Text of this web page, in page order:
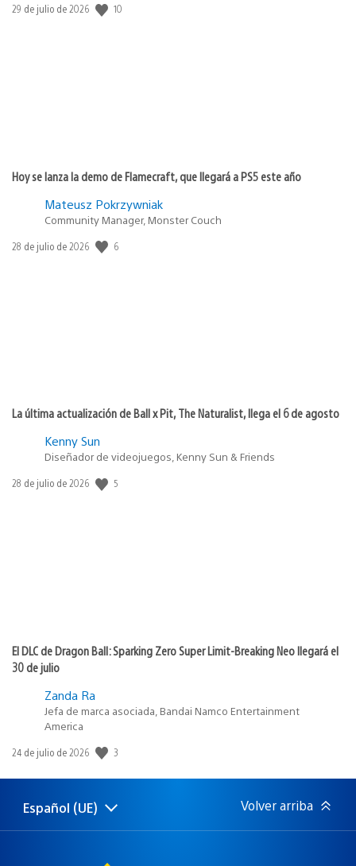
Fecha
29 de julio de 2026 10
Hoy se lanza la demo de Flamecraft, que llegará a PS5 este año
Mateusz Pokrzywniak
Community Manager, Monster Couch
Fecha
28 de julio de 2026 6
La última actualización de Ball x Pit, The Naturalist, llega el 6 de agosto
Kenny Sun
Diseñador de videojuegos, Kenny Sun & Friends
Fecha
28 de julio de 2026 5
El DLC de Dragon Ball: Sparking Zero Super Limit-Breaking Neo llegará el
30 de julio
Zanda Ra
Jefa de marca asociada, Bandai Namco Entertainment
America
Fecha
publicación:
24 de julio de 2026 3
Selecciona
Región
Español (UE) Volver arriba